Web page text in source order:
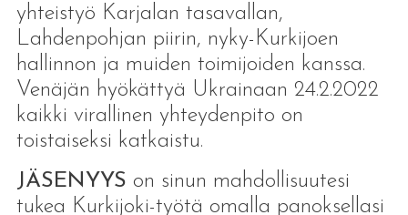
yhteistyö Karjalan tasavallan,
Lahdenpohjan piirin, nyky-Kurkijoen
hallinnon ja muiden toimijoiden kanssa.
Venäjän hyökättyä Ukrainaan 24.2.2022
kaikki virallinen yhteydenpito on
toistaiseksi katkaistu.
JÄSENYYS on sinun mahdollisuutesi
tukea Kurkijoki-työtä omalla panoksellasi